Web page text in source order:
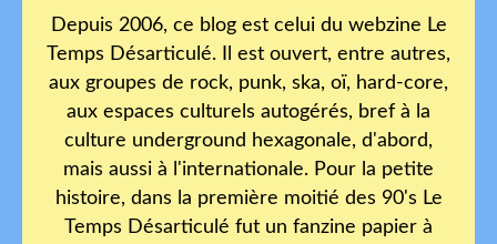
Depuis 2006, ce blog est celui du webzine Le
Temps Désarticulé. Il est ouvert, entre autres,
aux groupes de rock, punk, ska, oï, hard-core,
aux espaces culturels autogérés, bref à la
culture underground hexagonale, d'abord,
mais aussi à l'internationale. Pour la petite
histoire, dans la première moitié des 90's Le
Temps Désarticulé fut un fanzine papier à